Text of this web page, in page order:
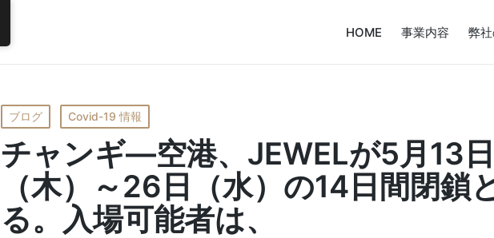
HOME 事業内容 弊
Posted
in
ブログ Covid-19 情報
チャンギ―空港、JEWELが5月13日
（木）～26日（水）の14日間閉鎖
る。入場可能者は、